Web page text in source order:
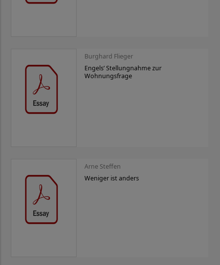
Burghard Flieger
Engels’ Stellungnahme zur
Wohnungsfrage
Arne Steffen
Weniger ist anders